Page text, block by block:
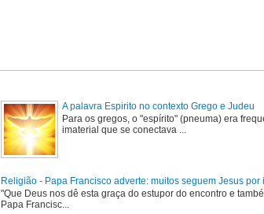
A palavra Espirito no contexto Grego e Judeu
Para os gregos, o "espírito" (pneuma) era
imaterial que se conectava ...
Religião - Papa Francisco adverte: muitos seguem Jesus por
"Que Deus nos dê esta graça do estupor do encontro e
Papa Francisc...